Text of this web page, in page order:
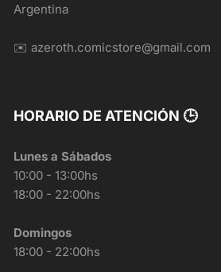
Argentina
✉️ azeroth.comicstore@gmail.com
HORARIO DE ATENCIÓN 🕒
Lunes a Sábados
10:00 - 13:00hs
18:00 - 22:00hs
Domingos
18:00 - 22:00hs